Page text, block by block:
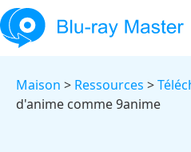
Maison > Ressources >
d'anime comme 9anime